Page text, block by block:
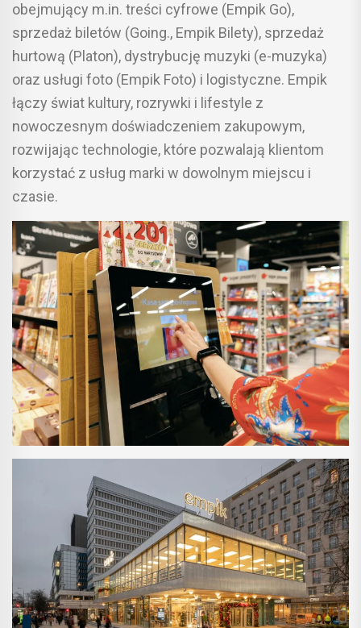
obejmujący m.in. treści cyfrowe (Empik Go),
sprzedaż biletów (Going., Empik Bilety), sprzedaż
hurtową (Platon), dystrybucję muzyki (e-muzyka)
oraz usługi foto (Empik Foto) i logistyczne. Empik
łączy świat kultury, rozrywki i lifestyle z
nowoczesnym doświadczeniem zakupowym,
rozwijając technologie, które pozwalają klientom
korzystać z usług marki w dowolnym miejscu i
czasie.